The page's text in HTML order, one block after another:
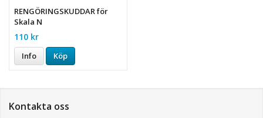
RENGÖRINGSKUDDAR för
Skala N
110 kr
Info Köp
Kontakta oss